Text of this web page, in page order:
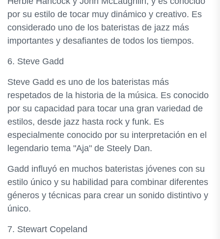
por su estilo de tocar muy dinámico y creativo. Es
considerado uno de los bateristas de jazz más
importantes y desafiantes de todos los tiempos.
6. Steve Gadd
Steve Gadd es uno de los bateristas más
respetados de la historia de la música. Es conocido
por su capacidad para tocar una gran variedad de
estilos, desde jazz hasta rock y funk. Es
especialmente conocido por su interpretación en el
legendario tema "Aja" de Steely Dan.
Gadd influyó en muchos bateristas jóvenes con su
estilo único y su habilidad para combinar diferentes
géneros y técnicas para crear un sonido distintivo y
único.
7. Stewart Copeland